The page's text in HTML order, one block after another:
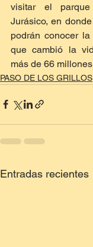
visitar el parque
Jurásico, en
podrán conocer
que cambió la
más de 66
PASO DE LOS GRILLOS
Entradas recientes